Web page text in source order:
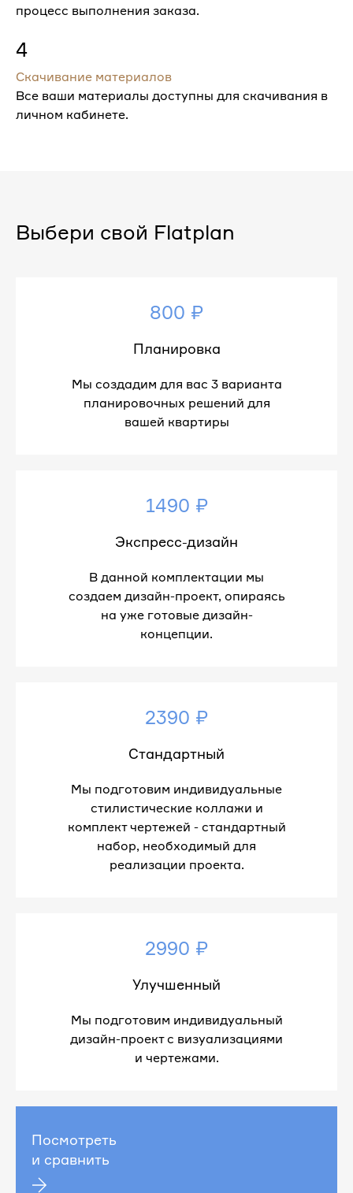
процесс выполнения заказа.
4
Скачивание материалов
Все ваши материалы доступны для скачивания в
личном кабинете.
Выбери свой Flatplan
800 ₽
Планировка
Мы создадим для вас 3 варианта
планировочных решений для
вашей квартиры
1490 ₽
Экспресс-дизайн
В данной комплектации мы
создаем дизайн-проект, опираясь
на уже готовые дизайн-
концепции.
2390 ₽
Стандартный
Мы подготовим индивидуальные
стилистические коллажи и
комплект чертежей - стандартный
набор, необходимый для
реализации проекта.
2990 ₽
Улучшенный
Мы подготовим индивидуальный
дизайн-проект с визуализациями
и чертежами.
Посмотреть
и сравнить